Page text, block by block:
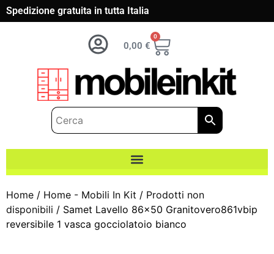
Spedizione gratuita in tutta Italia
0,00 €
0
Home / Home - Mobili In Kit / Prodotti non
disponibili / Samet Lavello 86×50 Granitovero861vbip
reversibile 1 vasca gocciolatoio bianco